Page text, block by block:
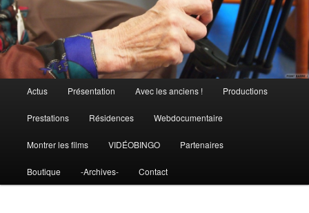
Aller au contenu principal
Aller au contenu secondaire
Actus Présentation Avec les anciens ! Productions
Prestations Résidences Webdocumentaire
Montrer les films VIDÉOBINGO Partenaires
Boutique -Archives- Contact